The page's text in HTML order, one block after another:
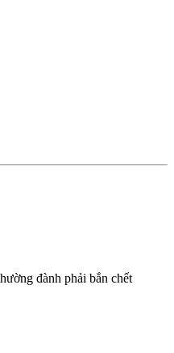
đành phải bắn chết